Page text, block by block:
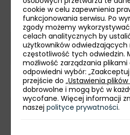
TOP 5 EKSPORT Z
Rudy metalonośne i złom
Metale nieżelazne
Pojazdy drogowe
cookie w celu zapewnienia
funkcjonowania serwisu. Po
zgody możemy
celach analitycznych by
użytkowników odwiedzających
częstotliwość tych odwiedzin.
możliwość zarządzania
odpowiedni wybór:
przejście do „Ustawienia
dobrowolne i mogą być w
wycofane. Więcej informacji
naszejpolityce prywatności.